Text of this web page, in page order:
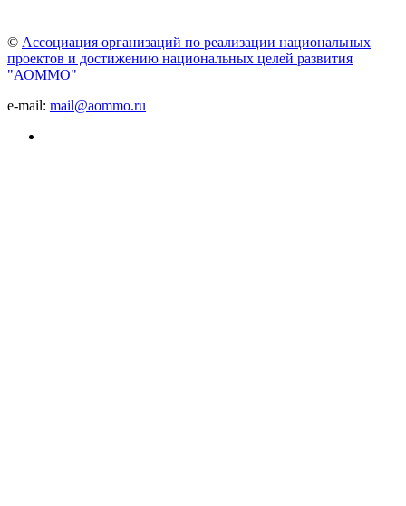
© Ассоциация организаций по реализации национальных
проектов и достижению национальных целей развития
"АОММО"
e-mail: mail@aommo.ru